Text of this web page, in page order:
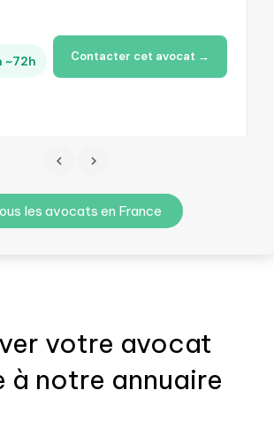
~72h Contacter cet avocat →
les avocats en France
votre avocat
à notre annuaire